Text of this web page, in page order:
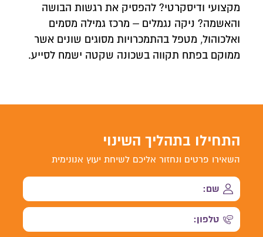
מקצועי ודיסקרטי? להפסיק את רגשות הבושה
והאשמה? ניקה נגמלים – מרכז גמילה מסמים
ואלכוהול, מטפל בהתמכרויות מסוגים שונים אשר
ממוקם בפתח תקווה בשכונה שקטה ישמח לסייע.
התחילו בתהליך השינוי
השאירו פרטים ונחזור אליכם לשיחת יעוץ אנונימית